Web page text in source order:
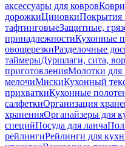
аксессуары для ковров
дорожкиЦиновкиПокрытия
тафтинговыеЗащитные,
принадлежностиКухонные
овощерезкиРазделочные
таймерыДуршлаги, сита,
приготовленияМолотки для
мелочиМискиКухонный
прихваткиКухонные
салфеткиОрганизация
храненияОрганайзеры для
специйПосуда для ланча
рейлингиРейлинги для